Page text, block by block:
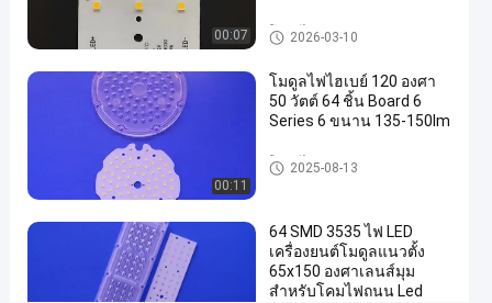
ไฟ
ถนน
2026-
169
ความ
เห็น
แบ่งปัน
ตั้ง
เพิ่ม
00:07 โมดูลไฟถนน LED
2026-03-10
00:11
โมดูลไฟไฮเบย์ 120 องศา
50 วัตต์ 64 ชิ้น Board 6
Series 6 ขนาน 135-150lm
โมดูลไฟถนน LED
2025-08-13
64 SMD 3535 ไฟ LED
เครื่องยนต์โมดูลแนวตั้ง
65x150 องศาเลนส์มุม
สำหรับโคมไฟถนน Led